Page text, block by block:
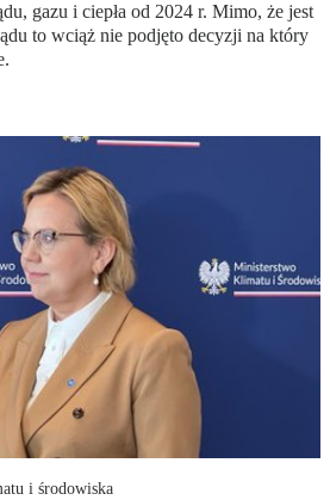
gazu i ciepła od 2024 r. Mimo, że jest
to wciąż nie podjęto decyzji na który
i środowiska